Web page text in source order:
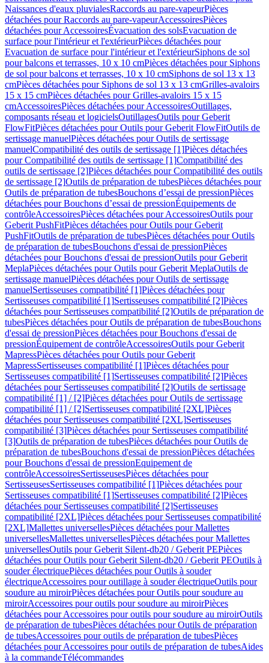
Naissances d'eaux pluvialesRaccords au pare-vapeurPièces
détachées pour Raccords au pare-vapeurAccessoiresPièces
détachées pour AccessoiresÉvacuation des solsEvacuation de
surface pour l'intérieur et l'extérieurPièces détachées pour
Evacuation de surface pour l'intérieur et l'extérieurSiphons de sol
pour balcons et terrasses, 10 x 10 cmPièces détachées pour Siphons
de sol pour balcons et terrasses, 10 x 10 cmSiphons de sol 13 x 13
cmPièces détachées pour Siphons de sol 13 x 13 cmGrilles-avaloirs
15 x 15 cmPièces détachées pour Grilles-avaloirs 15 x 15
cmAccessoiresPièces détachées pour AccessoiresOutillages,
composants réseau et logicielsOutillagesOutils pour Geberit
FlowFitPièces détachées pour Outils pour Geberit FlowFitOutils de
sertissage manuelPièces détachées pour Outils de sertissage
manuelCompatibilité des outils de sertissage [1]Pièces détachées
pour Compatibilité des outils de sertissage [1]Compatibilité des
outils de sertissage [2]Pièces détachées pour Compatibilité des outils
de sertissage [2]Outils de préparation de tubesPièces détachées pour
Outils de préparation de tubesBouchons d’essai de pressionPièces
détachées pour Bouchons d’essai de pressionÉquipements de
contrôleAccessoiresPièces détachées pour AccessoiresOutils pour
Geberit PushFitPièces détachées pour Outils pour Geberit
PushFitOutils de préparation de tubesPièces détachées pour Outils
de préparation de tubesBouchons d'essai de pressionPièces
détachées pour Bouchons d'essai de pressionOutils pour Geberit
MeplaPièces détachées pour Outils pour Geberit MeplaOutils de
sertissage manuelPièces détachées pour Outils de sertissage
manuelSertisseuses compatibilité [1]Pièces détachées pour
Sertisseuses compatibilité [1]Sertisseuses compatibilité [2]Pièces
détachées pour Sertisseuses compatibilité [2]Outils de préparation de
tubesPièces détachées pour Outils de préparation de tubesBouchons
d'essai de pressionPièces détachées pour Bouchons d'essai de
pressionÉquipement de contrôleAccessoiresOutils pour Geberit
MapressPièces détachées pour Outils pour Geberit
MapressSertisseuses compatibilité [1]Pièces détachées pour
Sertisseuses compatibilité [1]Sertisseuses compatibilité [2]Pièces
détachées pour Sertisseuses compatibilité [2]Outils de sertissage
compatibilité [1] / [2]Pièces détachées pour Outils de sertissage
compatibilité [1] / [2]Sertisseuses compatibilité [2XL]Pièces
détachées pour Sertisseuses compatibilité [2XL]Sertisseuses
compatibilité [3]Pièces détachées pour Sertisseuses compatibilité
[3]Outils de préparation de tubesPièces détachées pour Outils de
préparation de tubesBouchons d'essai de pressionPièces détachées
pour Bouchons d'essai de pressionEquipement de
contrôleAccessoiresSertisseusesPièces détachées pour
SertisseusesSertisseuses compatibilité [1]Pièces détachées pour
Sertisseuses compatibilité [1]Sertisseuses compatibilité [2]Pièces
détachées pour Sertisseuses compatibilité [2]Sertisseuses
compatibilité [2XL]Pièces détachées pour Sertisseuses compatibilité
[2XL]Mallettes universellesPièces détachées pour Mallettes
universellesMallettes universellesPièces détachées pour Mallettes
universellesOutils pour Geberit Silent-db20 / Geberit PEPièces
détachées pour Outils pour Geberit Silent-db20 / Geberit PEOutils à
souder électriquePièces détachées pour Outils à souder
électriqueAccessoires pour outillage à souder électriqueOutils pour
soudure au miroirPièces détachées pour Outils pour soudure au
miroirAccessoires pour outils pour soudure au miroirPièces
détachées pour Accessoires pour outils pour soudure au miroirOutils
de préparation de tubesPièces détachées pour Outils de préparation
de tubesAccessoires pour outils de préparation de tubesPièces
détachées pour Accessoires pour outils de préparation de tubesAides
à la commandeTélécommandes